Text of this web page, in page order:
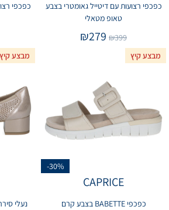
כפכפי רצועות עם דיטייל גאומטרי בצבע
טאופ מטאלי
₪399
₪279
כפכפי
מבצע קיץ
-30%
CAPRICE
כפכפי BABETTE בצבע קרם
מבצע קיץ